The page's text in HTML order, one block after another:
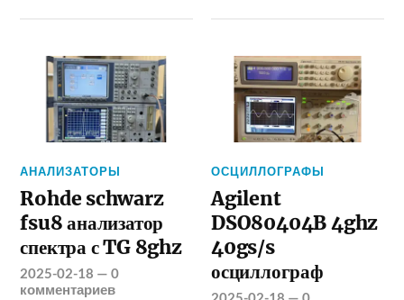
АНАЛИЗАТОРЫ
Rohde schwarz
fsu8 анализатор
спектра с TG 8ghz
2025-02-18 —0
комментариев
ОСЦИЛЛОГРАФЫ
Agilent
DSO80404B 4ghz
40gs/s
осциллограф